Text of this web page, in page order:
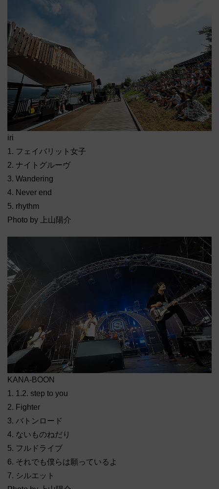
iri
1. フェイバリット女子
2. ナイトグルーヴ
3. Wandering
4. Never end
5. rhythm
Photo by 上山陽介
KANA-BOON
1. 1.2. step to you
2. Fighter
3. バトンロード
4. ないものねだり
5. フルドライブ
6. それでも僕らは願っているよ
7. シルエット